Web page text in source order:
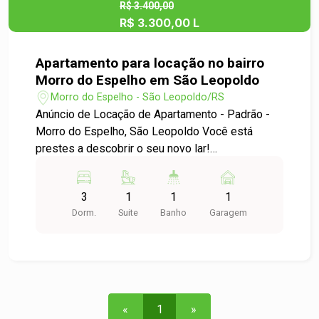
R$ 3.400,00
R$ 3.300,00 L
Apartamento para locação no bairro
Morro do Espelho em São Leopoldo
Morro do Espelho - São Leopoldo/RS
Anúncio de Locação de Apartamento - Padrão -
Morro do Espelho, São Leopoldo Você está
prestes a descobrir o seu novo lar!
locação, localizado no desejado bairro Morro do
Espelho, em São Leopoldo. Características do
Imóvel: - Tipo: Apartamento Padrão - Dormitórios:
espaço generoso para o seu dia a dia.
3
Dorm.
1
Suite
1
Banho
1
Garagem
« 1 »